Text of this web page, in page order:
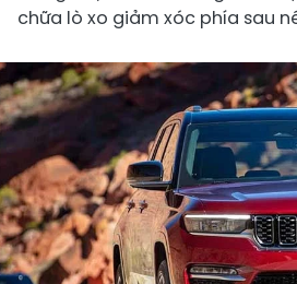
chữa lò xo giảm xóc phía sau